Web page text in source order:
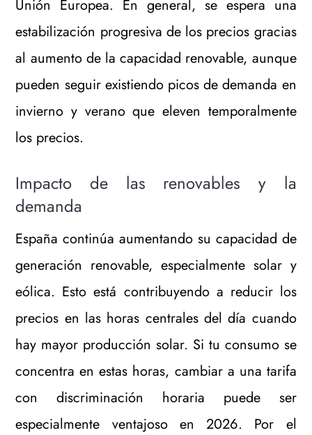
Unión Europea. En general, se espera una
estabilización progresiva de los precios gracias
al aumento de la capacidad renovable, aunque
pueden seguir existiendo picos de demanda en
invierno y verano que eleven temporalmente
los precios.
Impacto de las renovables y la
demanda
España continúa aumentando su capacidad de
generación renovable, especialmente solar y
eólica. Esto está contribuyendo a reducir los
precios en las horas centrales del día cuando
hay mayor producción solar. Si tu consumo se
concentra en estas horas, cambiar a una tarifa
con discriminación horaria puede ser
especialmente ventajoso en 2026. Por el